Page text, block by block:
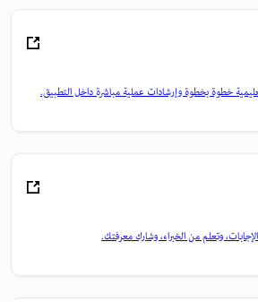
خطوة بخطوة وإرشادات عملية مباشرة داخل التطبيق.
وتعلم من الخبراء، وشارك معرفتك.